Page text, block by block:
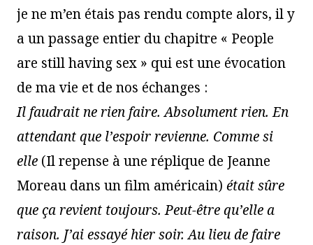
je ne m’en étais pas rendu compte alors, il y
a un passage entier du chapitre « People
are still having sex » qui est une évocation
de ma vie et de nos échanges :
Il faudrait ne rien faire. Absolument rien. En
attendant que l’espoir revienne. Comme si
elle (Il repense à une réplique de Jeanne
Moreau dans un film américain) était sûre
que ça revient toujours. Peut-être qu’elle a
raison. J’ai essayé hier soir. Au lieu de faire